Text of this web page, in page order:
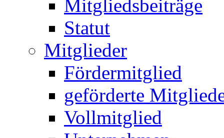
Mitgliedsbeiträge
Statut
Mitglieder
Fördermitglied
geförderte
Vollmitglied